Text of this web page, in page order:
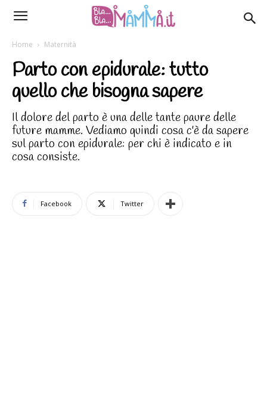
Home Maternità
Parto con epidurale: tutto
quello che bisogna sapere
Il dolore del parto è una delle tante paure delle
future mamme. Vediamo quindi cosa c'è da sapere
sul parto con epidurale: per chi è indicato e in
cosa consiste.
Facebook Twitter